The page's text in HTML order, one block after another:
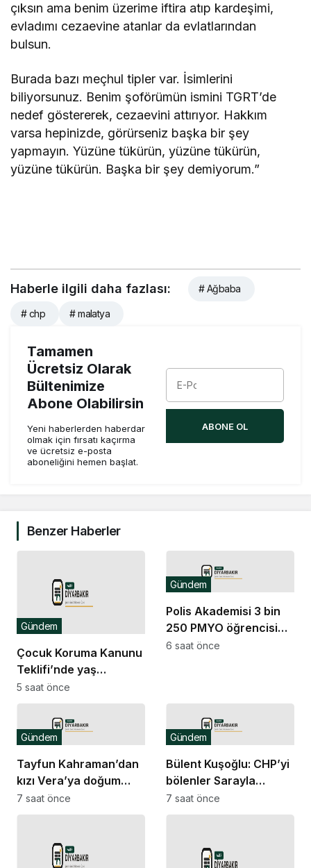
çıksın ama benim üzerime iftira atıp kardeşimi,
evladımı cezaevine atanlar da evlatlarından
bulsun.
Burada bazı meçhul tipler var. İsimlerini
biliyorsunuz. Benim şoförümün ismini TGRT’de
nedef göstererek, cezaevini attırıyor. Hakkım
varsa hepinizde, görürseniz başka bir şey
yapmayın. Yüzüne tükürün, yüzüne tükürün,
yüzüne tükürün. Başka bir şey demiyorum.”
Haberle ilgili daha fazlası: # Ağbaba
# chp # malatya
Tamamen
Ücretsiz Olarak
Bültenimize
Abone Olabilirsin
Yeni haberlerden haberdar
olmak için fırsatı kaçırma
ve ücretsiz e-posta
aboneliğini hemen başlat.
ABONE OL
Benzer Haberler
Çocuk Koruma Kanunu
Teklifi’nde yaş
düzenlemesi:
Tekerrürde yaş sınırını
18’den 15’e düşüren
madde tekliften
Gündem
5 saat önce
Polis Akademisi 3 bin
250 PMYO öğrencisi
alacak
Gündem
6 saat önce
Tayfun Kahraman’dan
kızı Vera’ya doğum
günü mesajı
Gündem
7 saat önce
Bülent Kuşoğlu: CHP’yi
bölenler Sarayla
çalışıyordur
Gündem
7 saat önce